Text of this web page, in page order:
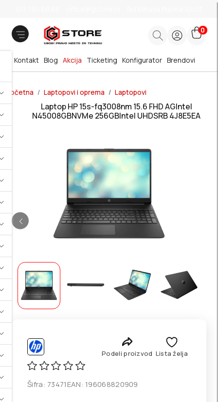
0
Brendovi
Blog Akcija
Kontakt Ticketing Konfigurator
Početna Laptopovi i oprema Laptopovi
Laptop HP 15s-fq3008nm 15.6 FHD AGIntel
N45008GBNVMe 256GBIntel UHDSRB 4J8E5EA
Podeli proizvod Lista želja
Šifra: 73471EAN: 196068820909